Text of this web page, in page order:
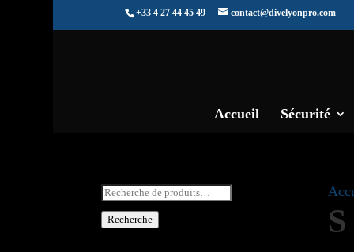
+33 4 27 44 45 49 contact@divelyonpro.com
Accueil Sécurité
S
Recherche
pour :
Recherche